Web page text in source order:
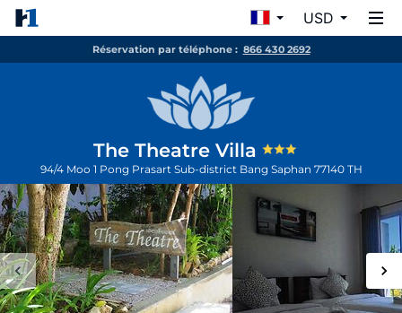
USD
Réservation par téléphone : 866 430 2692
The Theatre Villa
94/4 Moo 1 Pong Prasart Sub-district Bang Saphan 77140 TH